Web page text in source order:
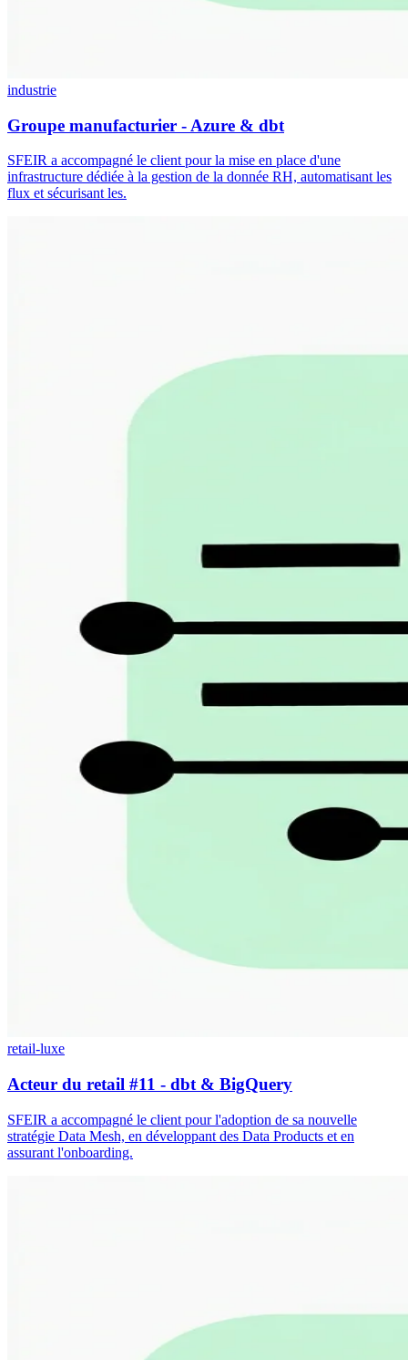
industrie
Groupe manufacturier - Azure & dbt
SFEIR a accompagné le client pour la mise en place d'une
infrastructure dédiée à la gestion de la donnée RH, automatisant les
flux et sécurisant les.
retail-luxe
Acteur du retail #11 - dbt & BigQuery
SFEIR a accompagné le client pour l'adoption de sa nouvelle
stratégie Data Mesh, en développant des Data Products et en
assurant l'onboarding.